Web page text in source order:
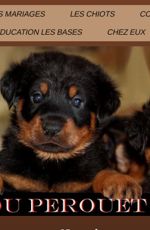
MARIAGES LES CHIOTS
LES BASES CHEZ EUX